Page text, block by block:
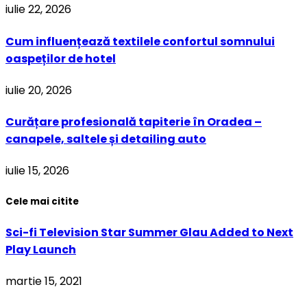
iulie 22, 2026
Cum influențează textilele confortul somnului
oaspeților de hotel
iulie 20, 2026
Curățare profesională tapiterie în Oradea –
canapele, saltele și detailing auto
iulie 15, 2026
Cele mai citite
Sci-fi Television Star Summer Glau Added to Next
Play Launch
martie 15, 2021